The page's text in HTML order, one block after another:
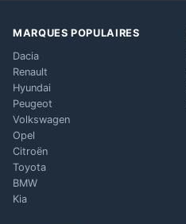
MARQUES POPULAIRES
Dacia
Renault
Hyundai
Peugeot
Volkswagen
Opel
Citroën
Toyota
BMW
Kia